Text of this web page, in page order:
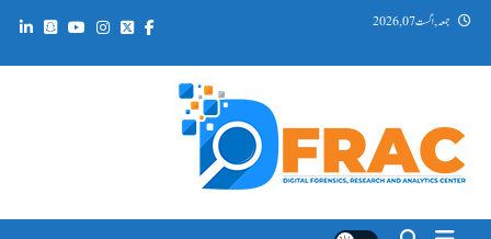
Skip جمعہ, اگست 07, 2026
DFRAC_ORG